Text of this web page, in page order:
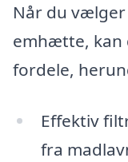
Når du
emhætte, kan
fordele,
Effektiv
fra